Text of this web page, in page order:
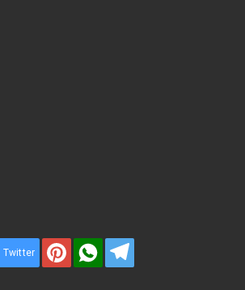
Twitter